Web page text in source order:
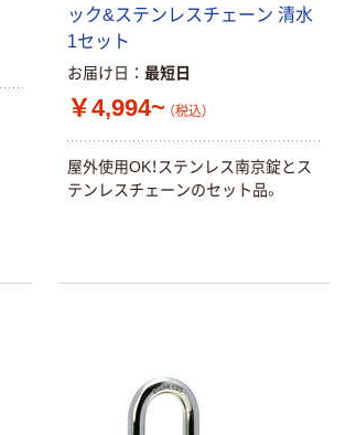
ック&ステンレスチェーン 清水
1セット
お届け日 最短日
￥4,994~ （税込）
屋外使用OK！ステンレス南京錠とス
テンレスチェーンのセット品。